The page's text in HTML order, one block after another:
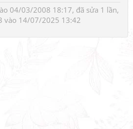
04/03/2008 18:17, đã sửa 1 lần,
vào 14/07/2025 13:42